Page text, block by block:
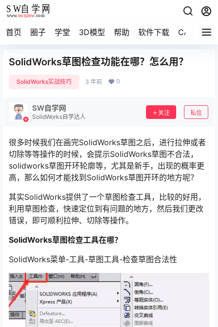
首页 圈子 学堂 3D模型 帮助 软件下载 CAD资料
SolidWorks草图检查功能在哪？怎么用？
SolidWorks实战技巧 3 年前 0
SW自学网
SolidWorks自学达人
关注 私信
很多时候我们在画完SolidWorks草图之后，进行拉伸或者
切除等等操作的时候，会提示SolidWorks草图不合法，
solidworks草图开环轮廓等，尤其是新手，出现的概率更
高，那么如何才能找到SolidWorks草图开环的地方呢？
其实SolidWorks提供了一个草图检查工具，比较的好用，
利用草图检查，快速定位到有问题的地方，然后我们更改
错误，即可顺利拉伸、切除等操作。
SolidWorks草图检查工具在哪？
SolidWorks菜单-工具-草图工具-检查草图合法性